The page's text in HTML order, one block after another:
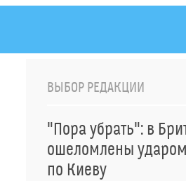
ВЫБОР РЕДАКЦИИ
"Пора убрать": в
ошеломлены
по Киеву